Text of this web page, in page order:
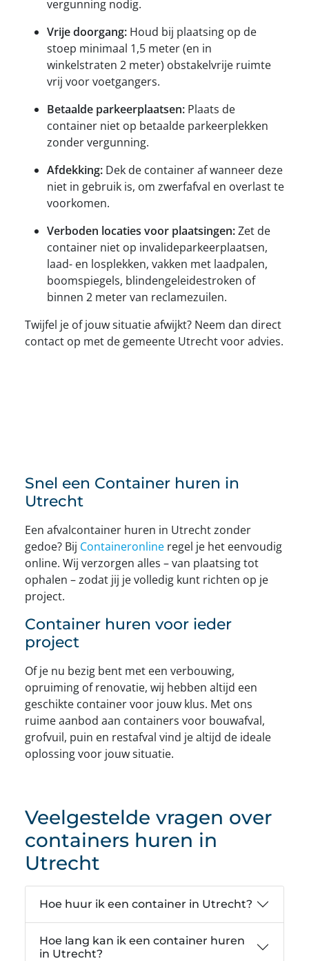
vergunning nodig.
Vrije doorgang: Houd bij plaatsing op de
stoep minimaal 1,5 meter (en in
winkelstraten 2 meter) obstakelvrije ruimte
vrij voor voetgangers.
Betaalde parkeerplaatsen: Plaats de
container niet op betaalde parkeerplekken
zonder vergunning.
Afdekking: Dek de container af wanneer deze
niet in gebruik is, om zwerfafval en overlast te
voorkomen.
Verboden locaties voor plaatsingen:Zet de
container niet op invalideparkeerplaatsen,
laad- en losplekken, vakken met laadpalen,
boomspiegels, blindengeleidestroken of
binnen 2 meter van reclamezuilen.
Twijfel je of jouw situatie afwijkt? Neem dan direct
contact op met de gemeente Utrecht voor advies.
Snel een Container huren in
Utrecht
Een afvalcontainer huren in Utrecht zonder
gedoe? Bij Containeronline regel je het eenvoudig
online. Wij verzorgen alles – van plaatsing tot
ophalen – zodat jij je volledig kunt richten op je
project.
Container huren voor ieder
project
Of je nu bezig bent met een verbouwing,
opruiming of renovatie, wij hebben altijd een
geschikte container voor jouw klus. Met ons
ruime aanbod aan containers voor bouwafval,
grofvuil, puin en restafval vind je altijd de ideale
oplossing voor jouw situatie.
Veelgestelde vragen over
containers huren in
Utrecht
Hoe huur ik een container in Utrecht?
Hoe lang kan ik een container huren
in Utrecht?